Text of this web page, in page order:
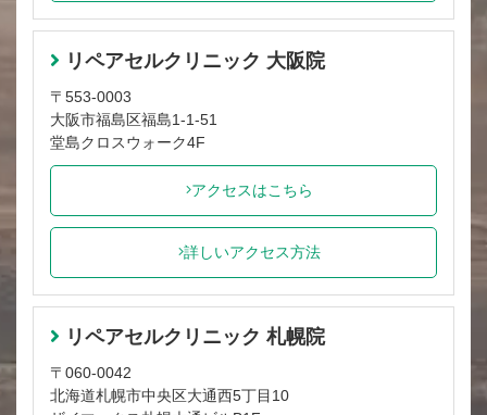
リペアセルクリニック 大阪院
〒553-0003
大阪市福島区福島1-1-51
堂島クロスウォーク4F
アクセスはこちら
詳しいアクセス方法
リペアセルクリニック 札幌院
〒060-0042
北海道札幌市中央区大通西5丁目10